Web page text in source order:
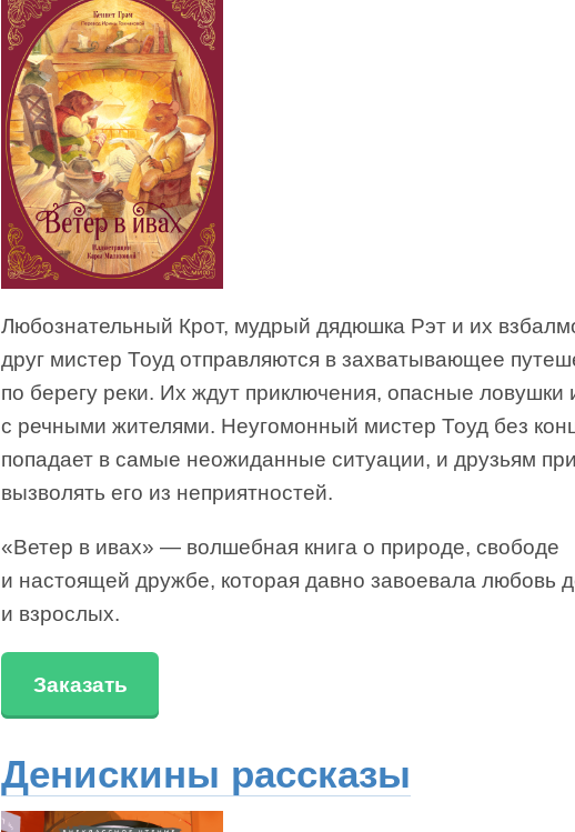
Любознательный Крот, мудрый дядюшка Рэт и их
друг мистер Тоуд отправляются в захватывающее
по берегу реки. Их ждут приключения, опасные ловушки
с речными жителями. Неугомонный мистер Тоуд без
попадает в самые неожиданные ситуации, и друзьям
вызволять его из неприятностей.
«Ветер в ивах» — волшебная книга о природе, свободе
и настоящей дружбе, которая давно завоевала любовь
и взрослых.
Заказать
Денискины рассказы